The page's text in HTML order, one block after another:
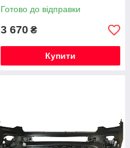
Готово до відправки
3 670 ₴
Купити